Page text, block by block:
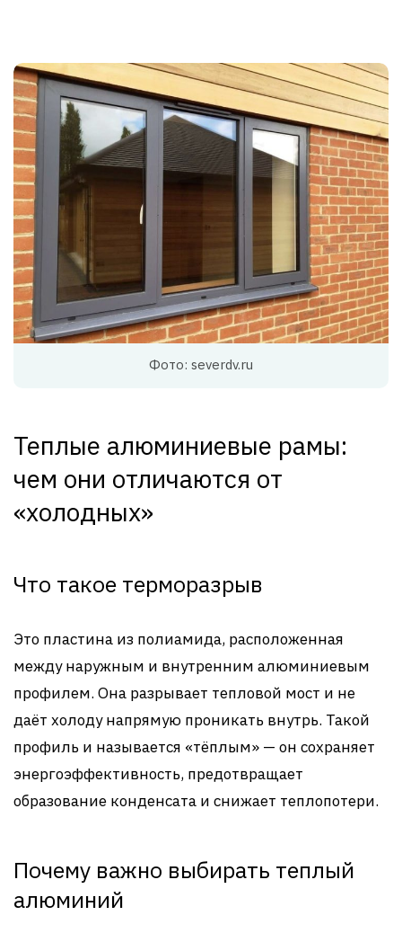
Фото: severdv.ru
Теплые алюминиевые рамы:
чем они отличаются от
«холодных»
Что такое терморазрыв
Это пластина из полиамида, расположенная
между наружным и внутренним алюминиевым
профилем. Она разрывает тепловой мост и не
даёт холоду напрямую проникать внутрь. Такой
профиль и называется «тёплым» — он сохраняет
энергоэффективность, предотвращает
образование конденсата и снижает теплопотери.
Почему важно выбирать теплый
алюминий